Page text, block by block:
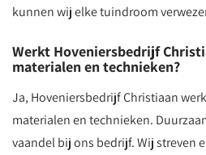
kunnen wij elke tuindroom
Werkt Hoveniersbedrijf
materialen en technieken?
Ja, Hoveniersbedrijf Christiaan
materialen en technieken.
vaandel bij ons bedrijf. Wij streven